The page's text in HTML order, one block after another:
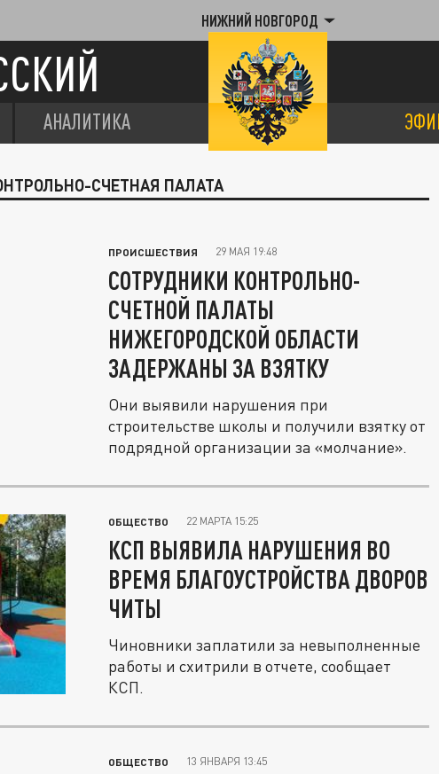
НИЖНИЙ НОВГОРОД
АНАЛИТИКА
СЧЕТНАЯ ПАЛАТА
ПРОИСШЕСТВИЯ 29 МАЯ 19:48
СОТРУДНИКИ КОНТРОЛЬНО-
СЧЕТНОЙ ПАЛАТЫ
НИЖЕГОРОДСКОЙ ОБЛАСТИ
ЗАДЕРЖАНЫ ЗА ВЗЯТКУ
Они выявили нарушения при
строительстве школы и получили взятку от
подрядной организации за «молчание».
ОБЩЕСТВО 22 МАРТА 15:25
КСП ВЫЯВИЛА НАРУШЕНИЯ ВО
ВРЕМЯ БЛАГОУСТРОЙСТВА ДВОРОВ
ЧИТЫ
Чиновники заплатили за невыполненные
работы и схитрили в отчете, сообщает
КСП.
ОБЩЕСТВО 13 ЯНВАРЯ 13:45